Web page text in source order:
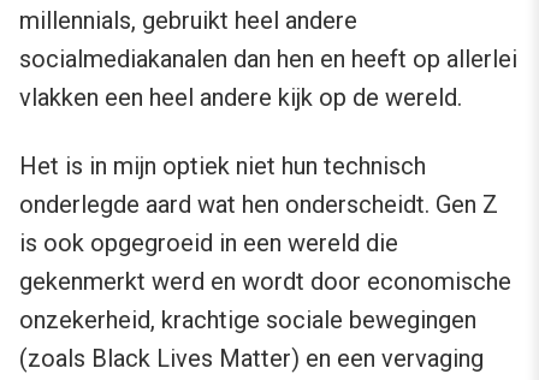
millennials, gebruikt heel andere
socialmediakanalen dan hen en heeft op allerlei
vlakken een heel andere kijk op de wereld.
Het is in mijn optiek niet hun technisch
onderlegde aard wat hen onderscheidt. Gen Z
is ook opgegroeid in een wereld die
gekenmerkt werd en wordt door economische
onzekerheid, krachtige sociale bewegingen
(zoals Black Lives Matter) en een vervaging